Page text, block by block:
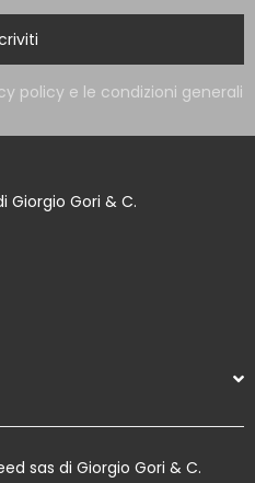
policy e le condizioni generali
Giorgio Gori & C.
sas di Giorgio Gori & C.